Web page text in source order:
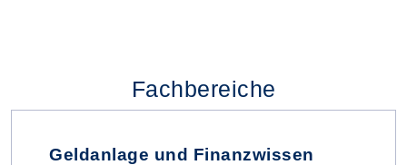
Fachbereiche
Geldanlage und Finanzwissen